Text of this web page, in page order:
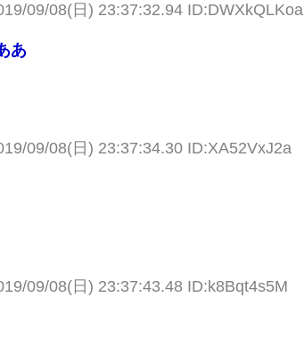
09/08(日) 23:37:32.94 ID:DWXkQLKoa
あ
09/08(日) 23:37:34.30 ID:XA52VxJ2a
09/08(日) 23:37:43.48 ID:k8Bqt4s5M